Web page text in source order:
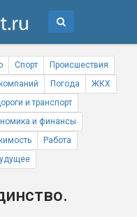
Спорт
Происшествия
Погода
ЖКХ
и транспорт
и финансы
Работа